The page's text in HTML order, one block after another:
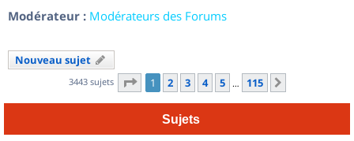
Modérateur : Modérateurs des Forums
Nouveau sujet
3443 sujets Page 1sur 115
1 2 3 4 5 … 115
Sujets